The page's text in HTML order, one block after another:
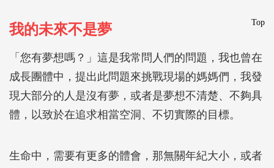
Top
我的未來不是夢
「您有夢想嗎？」這是我常問人們的問題，我也曾在
成長團體中，提出此問題來挑戰現場的媽媽們，我發
現大部分的人是沒有夢，或者是夢想不清楚、不夠具
體，以致於在追求相當空洞、不切實際的目標。
生命中，需要有更多的體會，那無關年紀大小，或者